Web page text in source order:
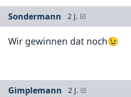
Sondermann 2 J.
Wir gewinnen dat noch😉
Gimplemann 2 J.